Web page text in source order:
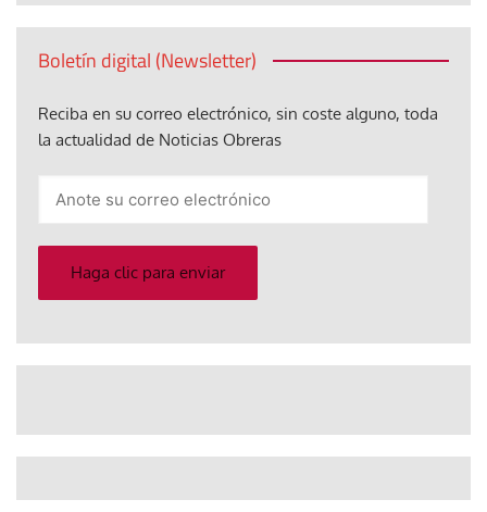
Boletín digital (Newsletter)
Reciba en su correo electrónico, sin coste alguno, toda
la actualidad de Noticias Obreras
electrónico
Haga clic para enviar